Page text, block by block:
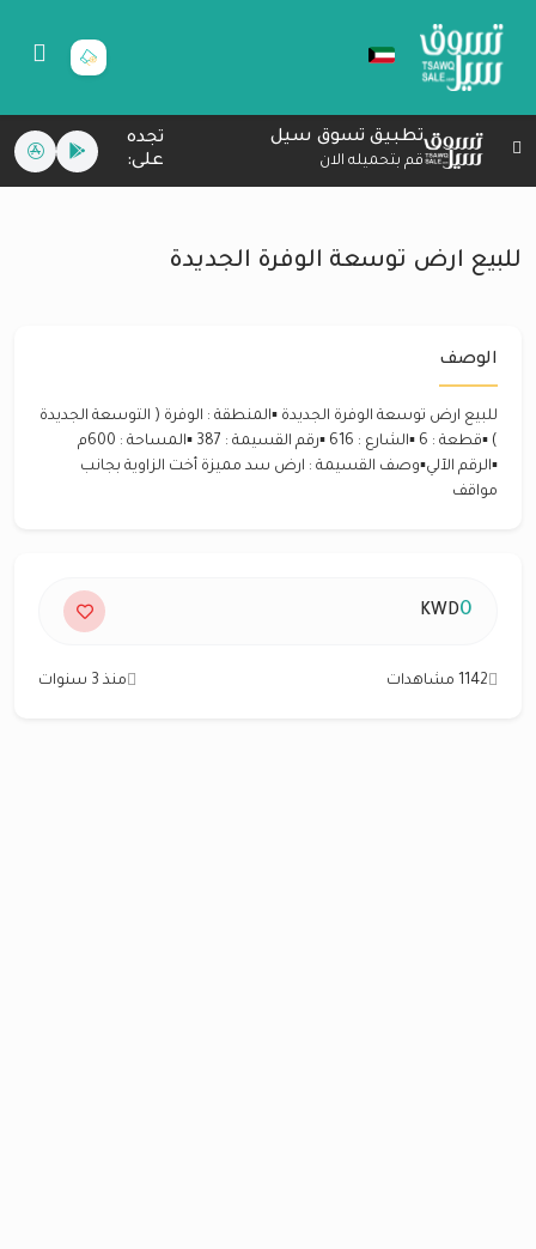
تطبيق تسوق سيل
قم بتحميله الان
تجده
على:
للبيع ارض توسعة الوفرة الجديدة
الوصف
للبيع ارض توسعة الوفرة الجديدة ▪️المنطقة : الوفرة ( التوسعة الجديدة
) ▪️قطعة : 6 ▪️الشارع : 616 ▪️رقم القسيمة : 387 ▪️المساحة : 600م
▪️الرقم الآلي▪️وصف القسيمة : ارض سد مميزة أخت الزاوية بجانب
مواقف
0
KWD
1142 مشاهدات منذ 3 سنوات